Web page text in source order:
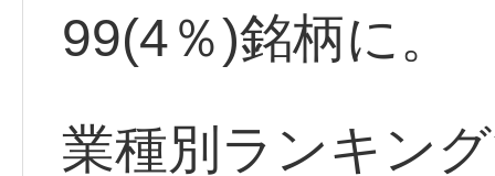
99(4％)銘柄に。
業種別ランキン